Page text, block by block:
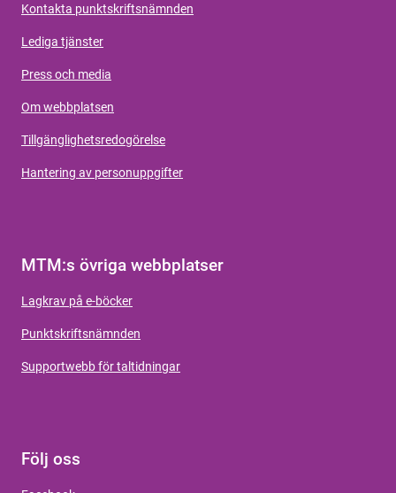
Kontakta punktskriftsnämnden
Lediga tjänster
Press och media
Om webbplatsen
Tillgänglighetsredogörelse
Hantering av personuppgifter
MTM:s övriga webbplatser
Lagkrav på e-böcker
Punktskriftsnämnden
Supportwebb för taltidningar
Följ oss